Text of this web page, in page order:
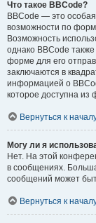
Что такое BBCode?
BBCode — это
возможности по
Возможность
однако BBCode
форме для его
заключаются в
информацией о
которое доступна из
Вернуться к
Могу ли я
Нет. На этой
в сообщениях.
сообщений может
Вернуться к